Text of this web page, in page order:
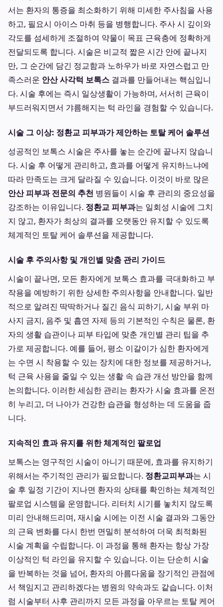
서는 환자의 통증을 최소화하기 위해 미세한 주사침을 사용
하고, 필요시 아이스 마취 등을 병행합니다. 주사 시 깊이와
각도를 섬세하게 조절하여 약물이 목표 근육층에 정확하게
전달되도록 합니다. 시술은 비교적 짧은 시간 안에 끝나지
만, 그 순간에 담긴 정교함과 노하우가 바로 자연스럽고 만
족스러운 안산 사각턱 보톡스 결과를 만들어내는 핵심입니
다. 시술 후에는 즉시 일상생활이 가능하며, 서서히 근육이
부드러워지면서 갸름해지는 턱 라인을 경험할 수 있습니다.
시술 그 이상: 정환교 피부과가 제안하는 토탈 케어 솔루션
성공적인 보톡스 시술은 주사를 놓는 순간에 끝나지 않습니
다. 시술 후 어떻게 관리하고, 효과를 어떻게 유지하느냐에
따라 만족도는 크게 달라질 수 있습니다. 이것이 바로 많은
안산 피부과 전문의 추천 병원들이 시술 후 관리의 중요성을
강조하는 이유입니다. 정환교 피부과는 일회성 시술에 그치
지 않고, 환자가 최상의 결과를 오랫동안 유지할 수 있도록
체계적인 토탈 케어 솔루션을 제공합니다.
시술 후 주의사항 및 개인별 맞춤 관리 가이드
시술이 끝나면, 모든 환자에게 보톡스 효과를 극대화하고 부
작용을 예방하기 위한 상세한 주의사항을 안내합니다. 일반
적으로 알려진 딱딱하거나 질긴 음식 피하기, 시술 부위 마
사지 금지, 음주 및 흡연 자제 등의 기본적인 수칙은 물론, 환
자의 생활 습관이나 피부 타입에 맞춘 개인별 관리 팁을 추
가로 제공합니다. 예를 들어, 평소 이갈이가 심한 환자에게
는 수면 시 착용할 수 있는 장치에 대한 정보를 제공하거나,
턱 근육 사용을 줄일 수 있는 생활 속 습관 개선 방안을 함께
논의합니다. 이러한 세심한 관리는 환자가 시술 효과를 온전
히 누리고, 더 나아가 건강한 습관을 형성하는 데 도움을 줍
니다.
지속적인 효과 유지를 위한 체계적인 팔로업
보톡스는 영구적인 시술이 아니기 때문에, 효과를 유지하기
위해서는 주기적인 관리가 필요합니다. 정환교피부과는 시
술 후 일정 기간이 지나면 환자의 상태를 확인하는 체계적인
팔로업 시스템을 운영합니다. 리터치 시기를 놓치지 않도록
미리 안내해드리며, 재시술 시에는 이전 시술 결과와 그동안
의 근육 변화를 다시 한번 면밀히 분석하여 더욱 최적화된
시술 계획을 수립합니다. 이 과정을 통해 환자는 항상 가장
이상적인 턱 라인을 유지할 수 있습니다. 이는 단순히 시술
을 반복하는 것을 넘어, 환자의 아름다움을 장기적인 관점에
서 책임지고 관리하겠다는 병원의 약속과도 같습니다. 이처
럼 시술부터 사후 관리까지 모든 과정을 아우르는 토탈 케어